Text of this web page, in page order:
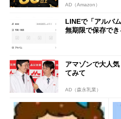
AD（Amazon）
LINEで「アルバ
無期限で保存でき
アマゾンで大人
てみて
AD（森永乳業）